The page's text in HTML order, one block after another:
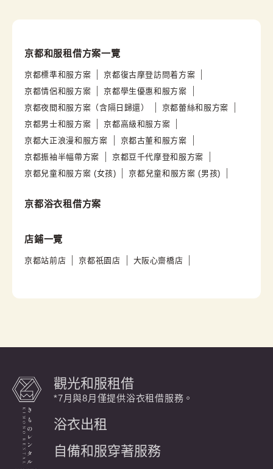
京都和服租借方案一覽
京都標準和服方案
京都復古摩登訪問着方案
京都情侶和服方案
京都學生優惠和服方案
京都夜間和服方案（含隔日歸還）
京都蕾絲和服方案
京都男士和服方案
京都高級和服方案
京都大正浪漫和服方案
京都古董和服方案
京都振袖半幅帶方案
京都豆千代摩登和服方案
京都兒童和服方案 (女孩)
京都兒童和服方案 (男孩)
京都浴衣租借方案
店鋪一覽
京都站前店 京都祇園店 大阪心齋橋店
觀光和服租借
*7月與8月僅提供浴衣租借服務。
浴衣出租
自備和服穿著服務